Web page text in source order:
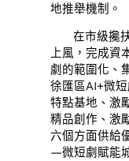
地推舉機制。
在市級攙
上風，完成資
劇的範圍化、
徐匯區AI+微
特點基地、激
精品創作、激
六個方面供給
—微短劇賦能